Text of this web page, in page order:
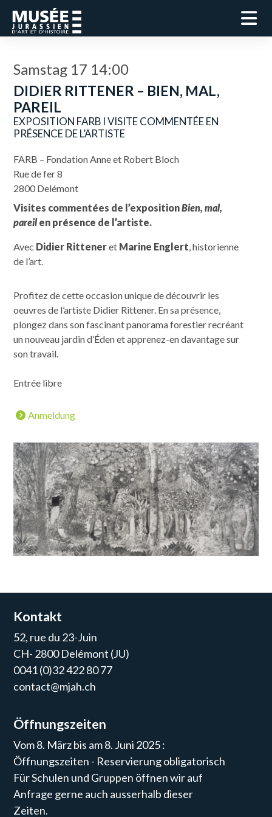
Samstag 17 14:00
DIDIER RITTENER – BIEN, MAL,
PAREIL
EXPOSITION FARB I VISITE COMMENTÉE EN
PRÉSENCE DE L’ARTISTE
FARB – Fondation Anne et Robert Bloch
Rue de fer 8
2800 Delémont
Visites commentées de l’expositionBien, mal,
pareilen présence de l’artiste.
Avec Didier Ritteneret Marine Englert, historienne
de l’art.
Profitez de cette occasion unique de découvrir les
oeuvres de l’artiste Didier Rittener. En sa présence,
plongez dans son fascinant panorama forestier recréant
un nouveau jardin d’Éden et apprenez-en davantage sur
son travail.
Entrée libre
Anmeldung
Kontakt
52, rue du 23-Juin
CH- 2800 Delémont (JU)
0041 (0)32 422 80 77
contact@mjah.ch
Öffnungszeiten
Vom 8. März bis am 8. Juni 2025 :
Öffnungszeiten - Reservierung obligatorisch
Für Schulen und Gruppen öffnen wir auf
Anfrage gerne auch ausserhalb dieser
Zeiten.